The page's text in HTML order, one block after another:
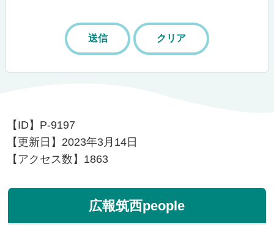
【ID】 P-9197
【更新日】 2023年3月14日
【アクセス数】 1863
広報筑西people